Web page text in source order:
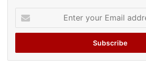
your
Email